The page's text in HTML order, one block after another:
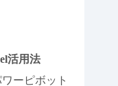
活用法
ーピボット